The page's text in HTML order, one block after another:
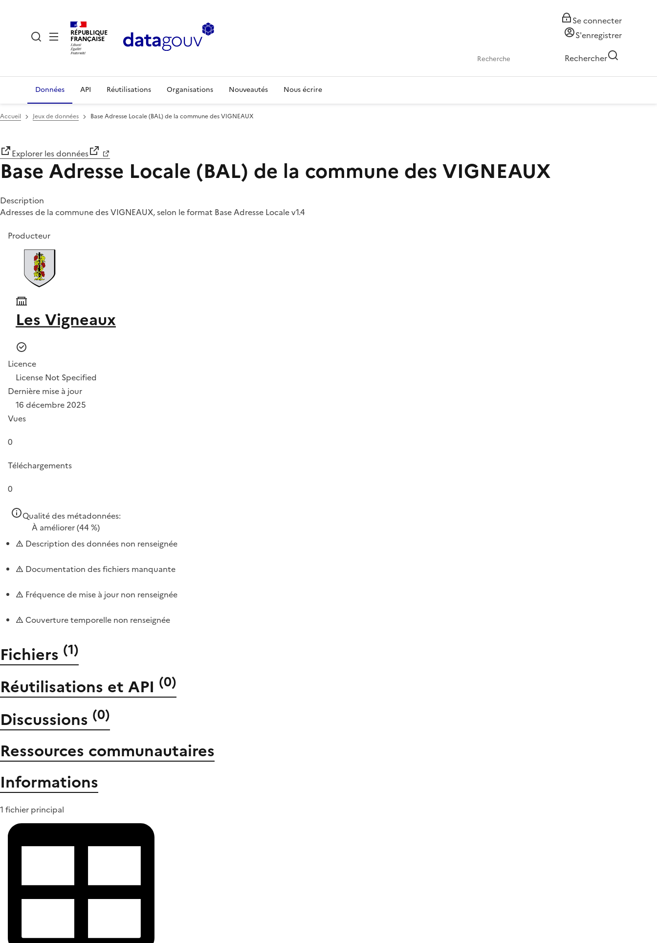
RÉPUBLIQUE
FRANÇAISE
Se connecter
S'enregistrer
Rechercher
Données API Réutilisations Organisations Nouveautés Nous écrire
Accueil Jeux de données Base Adresse Locale (BAL) de la commune des VIGNEAUX
Explorer les données
Base Adresse Locale (BAL) de la commune des VIGNEAUX
Description
Adresses de la commune des VIGNEAUX, selon le format Base Adresse Locale v1.4
Producteur
Les Vigneaux
Licence
License Not Specified
Dernière mise à jour
16 décembre 2025
Vues
0
Téléchargements
0
Qualité des métadonnées:
À améliorer(44 %)
Description des données non renseignée
Documentation des fichiers manquante
Fréquence de mise à jour non renseignée
Couverture temporelle non renseignée
Fichiers (1)
Réutilisations et API (0)
Discussions (0)
Ressources communautaires
Informations
1 fichier principal